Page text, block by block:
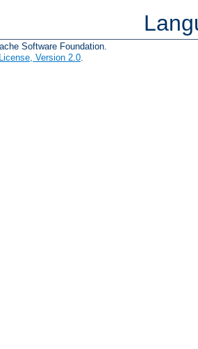
Software Foundation.
Version 2.0.